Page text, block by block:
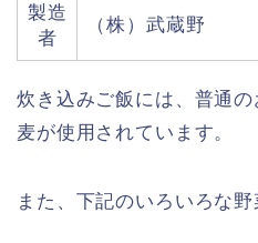
製造
者
（株）武蔵野
炊き込みご飯には、普通
麦が使用されています。
また、下記のいろいろな野